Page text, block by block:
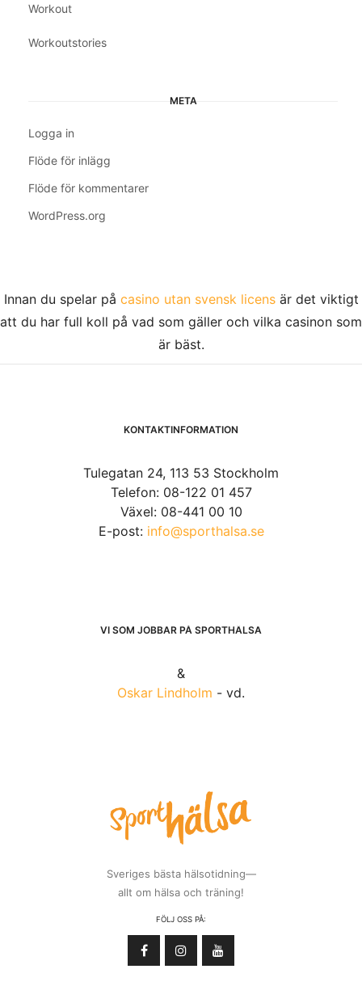
Workout
Workoutstories
META
Logga in
Flöde för inlägg
Flöde för kommentarer
WordPress.org
Innan du spelar på casino utan svensk licensär det viktigt
att du har full koll på vad som gäller och vilka casinon som
är bäst.
KONTAKTINFORMATION
Tulegatan 24, 113 53 Stockholm
Telefon: 08-122 01 457
Växel: 08-441 00 10
E-post: info@sporthalsa.se
VI SOM JOBBAR PÅ SPORTHÄLSA
&
Oskar Lindholm - vd.
Sveriges bästa hälsotidning—
allt om hälsa och träning!
FÖLJ OSS PÅ: